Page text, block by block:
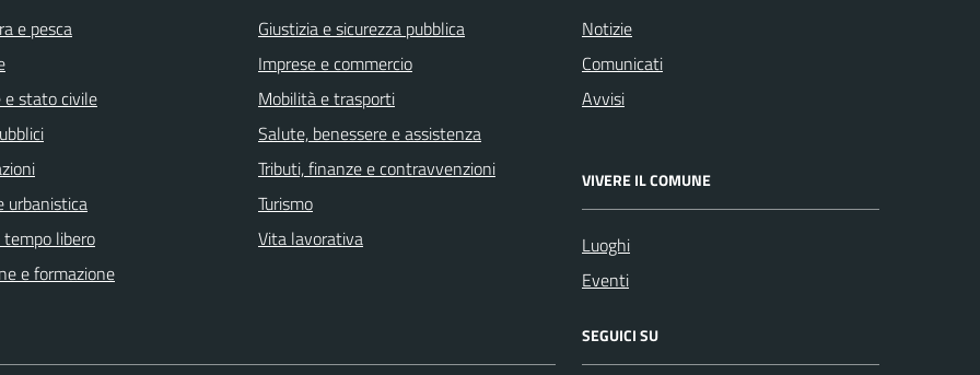
e pesca
e stato civile
urbanistica
libero
e formazione
Giustizia e sicurezza pubblica
Imprese e commercio
Mobilità e trasporti
Salute, benessere e assistenza
Tributi, finanze e contravvenzioni
Turismo
Vita lavorativa
Notizie
Comunicati
Avvisi
VIVERE IL COMUNE
Luoghi
Eventi
SEGUICI SU